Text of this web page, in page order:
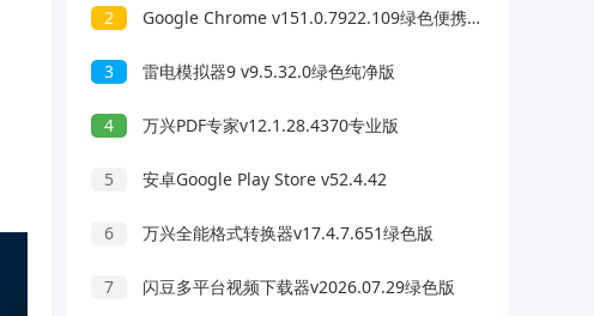
2 Google Chrome v151.0.7922.109绿色便携版
3 雷电模拟器9 v9.5.32.0绿色纯净版
4 万兴PDF专家v12.1.28.4370专业版
5 安卓Google Play Store v52.4.42
6 万兴全能格式转换器v17.4.7.651绿色版
7 闪豆多平台视频下载器v2026.07.29绿色版